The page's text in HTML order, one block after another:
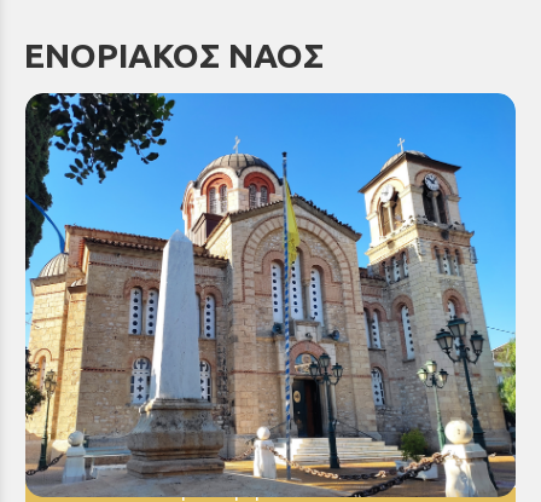
ΕΝΟΡΙΑΚΟΣ ΝΑΟΣ
Ιερός Ναός Αγίου Βασιλείου Σελιανιτίκων
Προσθήκη στο Wishlist